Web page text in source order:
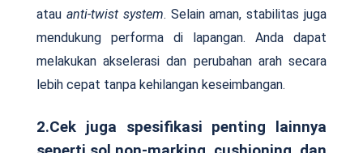
atau anti-twist system. Selain aman, stabilitas juga
mendukung performa di lapangan. Anda dapat
melakukan akselerasi dan perubahan arah secara
lebih cepat tanpa kehilangan keseimbangan.
2.Cek juga spesifikasi penting lainnya